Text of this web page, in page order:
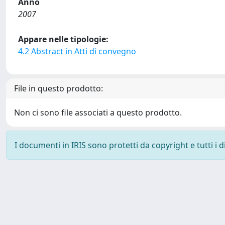
2007
Appare nelle tipologie:
4.2 Abstract in Atti di convegno
File in questo prodotto:
Non ci sono file associati a questo prodotto.
I documenti in IRIS sono protetti da copyright e tutti i